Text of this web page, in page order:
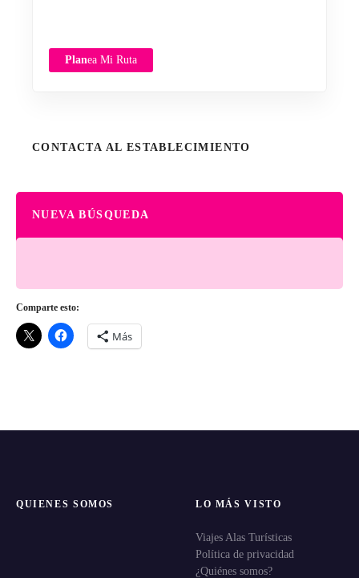
Planea Mi Ruta
CONTACTA AL ESTABLECIMIENTO
NUEVA BÚSQUEDA
Comparte esto:
Más
QUIENES SOMOS LO MÁS VISTO
Viajes Alas Turísticas
Política de privacidad
¿Quiénes somos?